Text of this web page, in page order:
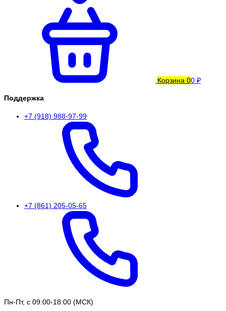
Корзина 00 ₽
Поддержка
+7 (918) 988-97-99
+7 (861) 205-05-65
Пн-Пт, с 09:00-18:00 (МСК)